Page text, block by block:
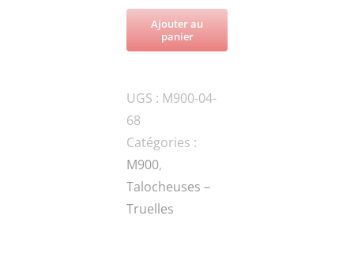
de
M900-
W06-
L1420x1620THROTTLE
Ajouter au
panier
UGS : M900-04-
68
Catégories :
M900,
Talocheuses –
Truelles